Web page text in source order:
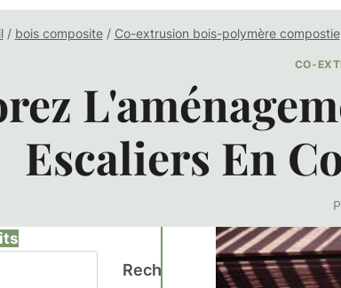
/ bois composite / Co-extrusion bois-polymère compostie
CO-
Escaliers En
Recherche